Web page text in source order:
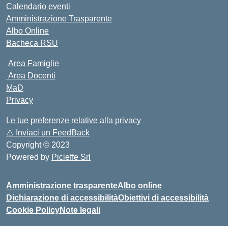
Calendario eventi
Amministrazione Trasparente
Albo Online
Bacheca RSU
Area Famiglie
Area Docenti
MaD
Privacy
Le tue preferenze relative alla privacy
⚠️ Inviaci un FeedBack
Copyright © 2023
Powered by Picieffe Srl
Amministrazione trasparenteAlbo online
Dichiarazione di accessibilitàObiettivi di accessibilità
Cookie PolicyNote legali